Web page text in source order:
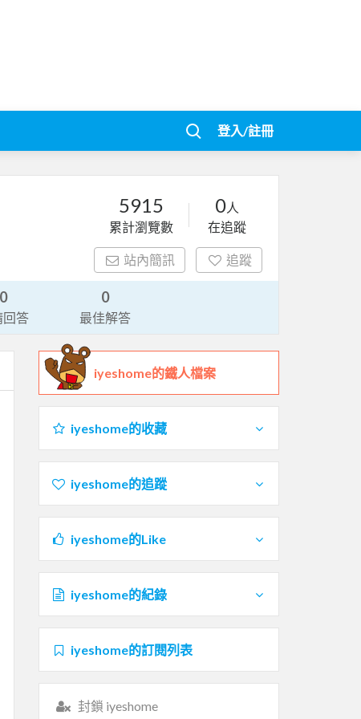
登入/註冊
5915
累計瀏覽數
0人
在追蹤
站內簡訊 追蹤
0
回答
0
最佳解答
iyeshome的鐵人檔案
iyeshome的收藏
iyeshome的追蹤
iyeshome的Like
iyeshome的紀錄
iyeshome的訂閱列表
封鎖 iyeshome